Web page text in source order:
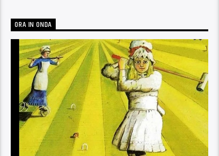
ORA IN ONDA